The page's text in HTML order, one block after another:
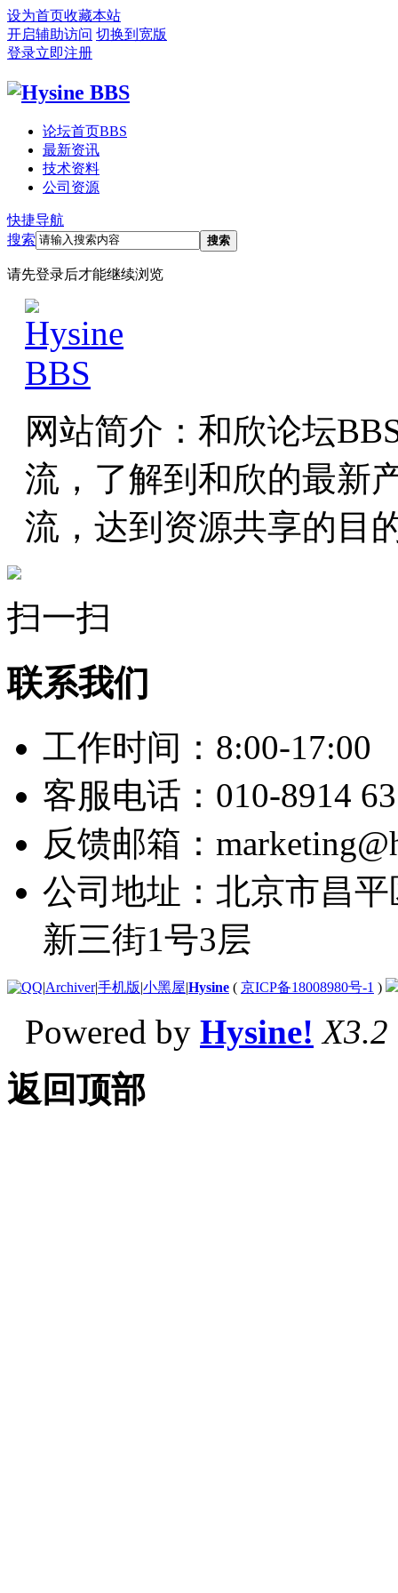
设为首页收藏本站
开启辅助访问 切换到宽版
登录立即注册
论坛首页BBS
最新资讯
技术资料
公司资源
快捷导航
搜索
搜索
请先登录后才能继续浏览
网站简介：和欣论坛
流，了解到和欣的最新
流，达到资源共享的目
扫一扫
联系我们
工作时间：8:00-17:00
客服电话：010-8914
反馈邮箱：
公司地址：北京市昌
新三街1号3层
|Archiver|手机版|小黑屋|Hysine ( 京ICP备18008980号-1 )
Powered by Hysine! X3.2
返回顶部